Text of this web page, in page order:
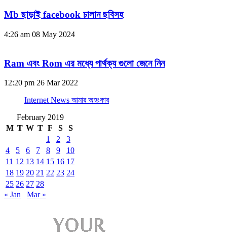
Mb ছাড়াই facebook চালান ছবিসহ
4:26 am 08 May 2024
Ram এবং Rom এর মধ্যে পার্থক্য গুলো জেনে নিন
12:20 pm 26 Mar 2022
Internet News আমার অহংকার
February 2019
M T W T F S
S
1
2
3
4
5 6 7 8 9
10
11 12 13 14 15 16 17
18 19 20 21 22 23 24
25 26 27 28
« Jan
Mar »